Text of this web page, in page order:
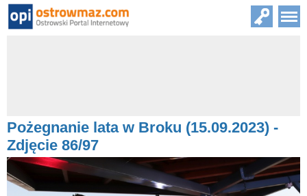
Pożegnanie lata w Broku (15.09.2023) -
Zdjęcie 86/97